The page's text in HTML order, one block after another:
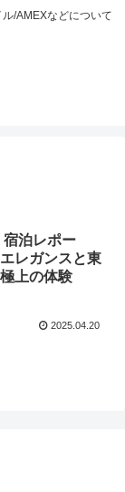
/AMEXなどについて
泊レポー
レガンスと東
上の体験
2025.04.20